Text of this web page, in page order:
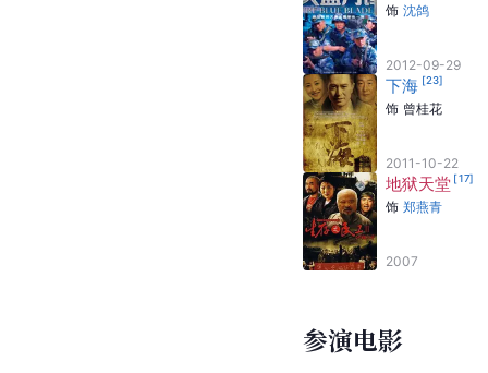
饰 沈鸽
2012-09-29
下海 [23]
饰 曾桂花
2011-10-22
地狱天堂 [17]
饰 郑燕青
2007
参演电影